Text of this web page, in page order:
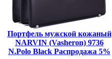
Портфель мужской кожаный
NARVIN (Vasheron) 9736
N.Polo Black Распродажа 5%